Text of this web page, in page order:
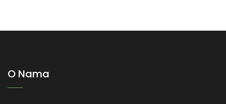
O Nama